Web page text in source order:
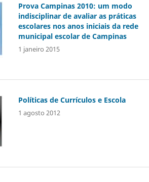
Prova Campinas 2010: um modo
indisciplinar de avaliar as práticas
escolares nos anos iniciais da rede
municipal escolar de Campinas
1 janeiro 2015
Políticas de Currículos e Escola
1 agosto 2012